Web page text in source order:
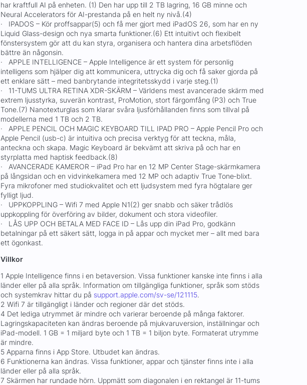
har kraftfull AI på enheten. (1) Den har upp till 2 TB lagring, 16 GB minne och
Neural Accelerators för AI-prestanda på en helt ny nivå.(4)
· IPADOS – Kör proffsappar(5) och få mer gjort med iPadOS 26, som har en ny
Liquid Glass-design och nya smarta funktioner.(6) Ett intuitivt och flexibelt
fönstersystem gör att du kan styra, organisera och hantera dina arbetsflöden
bättre än någonsin.
· APPLE INTELLIGENCE – Apple Intelligence är ett system för personlig
intelligens som hjälper dig att kommunicera, uttrycka dig och få saker gjorda på
ett enklare sätt – med banbrytande integritetsskydd i varje steg.(1)
· 11-TUMS ULTRA RETINA XDR-SKÄRM – Världens mest avancerade skärm med
extrem ljusstyrka, suverän kontrast, ProMotion, stort färgomfång (P3) och True
Tone.(7) Nanotexturglas som klarar svåra ljusförhållanden finns som tillval på
modellerna med 1 TB och 2 TB.
· APPLE PENCIL OCH MAGIC KEYBOARD TILL IPAD PRO – Apple Pencil Pro och
Apple Pencil (usb-c) är intuitiva och precisa verktyg för att teckna, måla,
anteckna och skapa. Magic Keyboard är bekvämt att skriva på och har en
styrplatta med haptisk feedback.(8)
· AVANCERADE KAMEROR – iPad Pro har en 12 MP Center Stage-skärmkamera
på långsidan och en vidvinkelkamera med 12 MP och adaptiv True Tone‑blixt.
Fyra mikrofoner med studiokvalitet och ett ljudsystem med fyra högtalare ger
fylligt ljud.
· UPPKOPPLING – Wifi 7 med Apple N1(2) ger snabb och säker trådlös
uppkoppling för överföring av bilder, dokument och stora videofiler.
· LÅS UPP OCH BETALA MED FACE ID – Lås upp din iPad Pro, godkänn
betalningar på ett säkert sätt, logga in på appar och mycket mer – allt med bara
ett ögonkast.
Villkor
1 Apple Intelligence finns i en betaversion. Vissa funktioner kanske inte finns i alla
länder eller på alla språk. Information om tillgängliga funktioner, språk som stöds
och systemkrav hittar du på support.apple.com/sv-se/121115.
2 Wifi 7 är tillgängligt i länder och regioner där det stöds.
4 Det lediga utrymmet är mindre och varierar beroende på många faktorer.
Lagringskapaciteten kan ändras beroende på mjukvaruversion, inställningar och
iPad-modell. 1 GB = 1 miljard byte och 1 TB = 1 biljon byte. Formaterat utrymme
är mindre.
5 Apparna finns i App Store. Utbudet kan ändras.
6 Funktionerna kan ändras. Vissa funktioner, appar och tjänster finns inte i alla
länder eller på alla språk.
7 Skärmen har rundade hörn. Uppmätt som diagonalen i en rektangel är 11-tums